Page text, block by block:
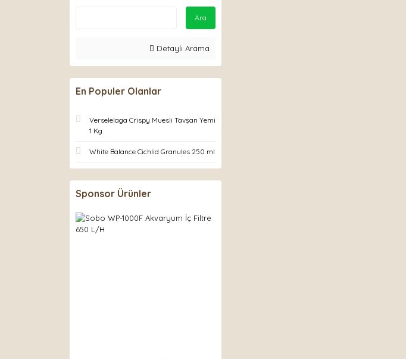
Ara
Detaylı Arama
En Populer Olanlar
Verselelaga Crispy Muesli Tavşan Yemi
1 Kg
White Balance Cichlid Granules 250 ml
Sponsor Ürünler